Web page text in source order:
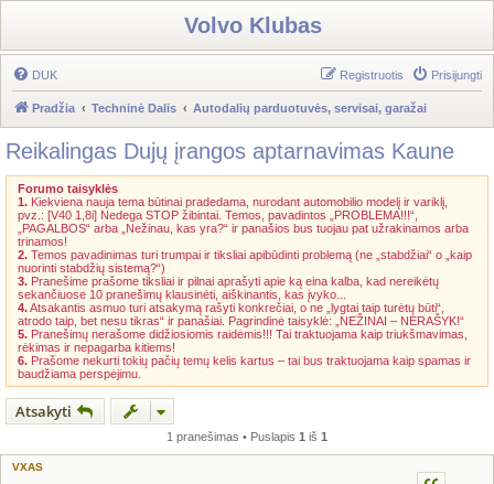
Volvo Klubas
DUK Prisijungti
Registruotis
Pradžia Techninė Dalis Autodalių parduotuvės, servisai, garažai
Reikalingas Dujų įrangos aptarnavimas Kaune
Forumo taisyklės
1. Kiekviena nauja tema būtinai pradedama, nurodant automobilio modelį ir variklį,
pvz.: [V40 1,8i] Nedega STOP žibintai. Temos, pavadintos „PROBLEMA!!!“,
„PAGALBOS“ arba „Nežinau, kas yra?“ ir panašios bus tuojau pat užrakinamos arba
trinamos!
2. Temos pavadinimas turi trumpai ir tiksliai apibūdinti problemą (ne „stabdžiai“ o „kaip
nuorinti stabdžių sistemą?“)
3. Pranešime prašome tiksliai ir pilnai aprašyti apie ką eina kalba, kad nereikėtų
sekančiuose 10 pranešimų klausinėti, aiškinantis, kas įvyko...
4.Atsakantis asmuo turi atsakymą rašyti konkrečiai, o ne „lygtai taip turėtų būti“,
atrodo taip, bet nesu tikras“ ir panašiai. Pagrindinė taisyklė: „NEŽINAI – NERAŠYK!“
5. Pranešimų nerašome didžiosiomis raidėmis!!! Tai traktuojama kaip triukšmavimas,
rėkimas ir nepagarba kitiems!
6. Prašome nekurti tokių pačių temų kelis kartus – tai bus traktuojama kaip spamas ir
baudžiama perspėjimu.
Atsakyti
1 pranešimas • Puslapis 1 iš 1
VXAS